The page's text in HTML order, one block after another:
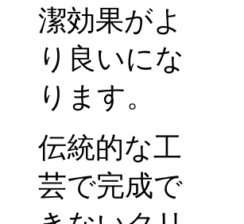
潔効果がよ
り良いにな
ります。
伝統的な工
芸で完成で